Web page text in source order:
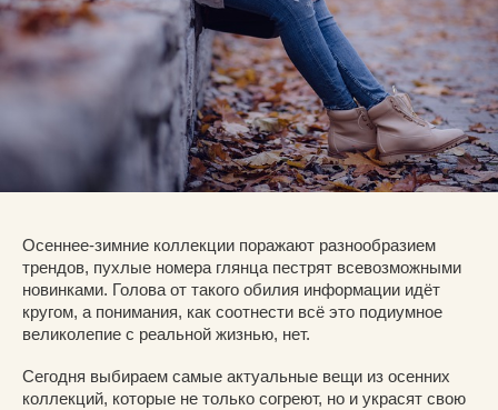
Осеннее-зимние коллекции поражают разнообразием
трендов, пухлые номера глянца пестрят всевозможными
новинками. Голова от такого обилия информации идёт
кругом, а понимания, как соотнести всё это подиумное
великолепие с реальной жизнью, нет.
Сегодня выбираем самые актуальные вещи из осенних
коллекций, которые не только согреют, но и украсят свою